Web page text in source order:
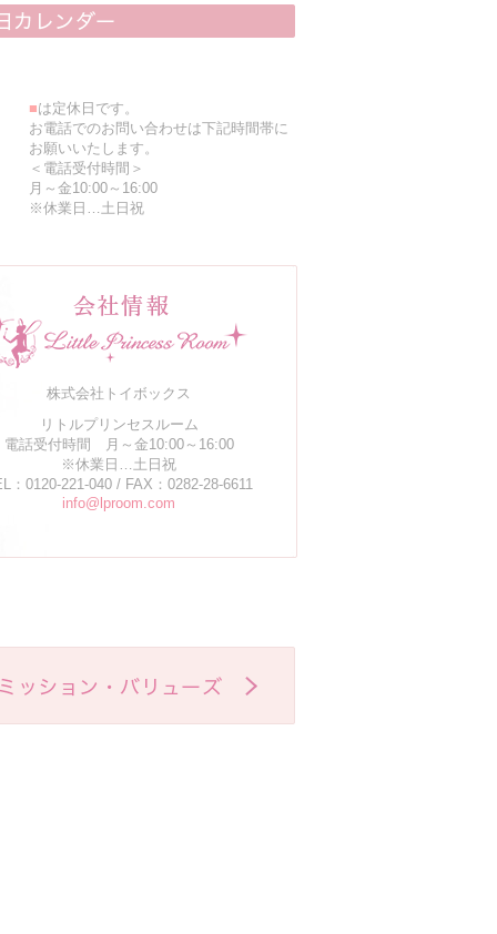
■は定休日です。
お電話でのお問い合わせは下記時間帯に
お願いいたします。
＜電話受付時間＞
月～金10:00～16:00
※休業日…土日祝
株式会社トイボックス
リトルプリンセスルーム
電話受付時間 月～金10:00～16:00
※休業日…土日祝
：0120-221-040 / FAX：0282-28-6611
info@lproom.com